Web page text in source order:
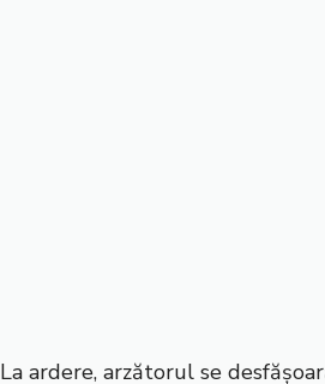
La ardere, arzătorul se